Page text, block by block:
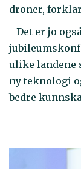
droner,
- Det er jo
ulike landene
ny teknologi
bedre